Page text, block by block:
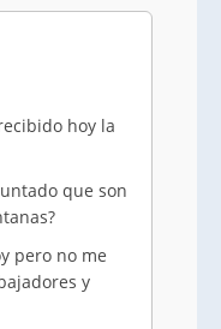
hoy la
que son
pero no me
y